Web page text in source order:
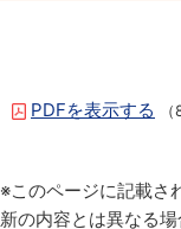
PDFを表示する
※このページに記載さ
新の内容とは異なる場